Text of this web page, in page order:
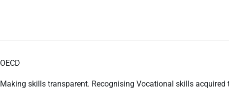
OECD
Making skills transparent. Recognising Vocational skills acquired